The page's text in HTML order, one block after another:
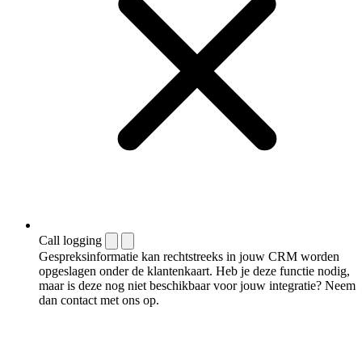
Call logging
Gespreksinformatie kan rechtstreeks in jouw CRM worden
opgeslagen onder de klantenkaart. Heb je deze functie nodig,
maar is deze nog niet beschikbaar voor jouw integratie? Neem
dan contact met ons op.